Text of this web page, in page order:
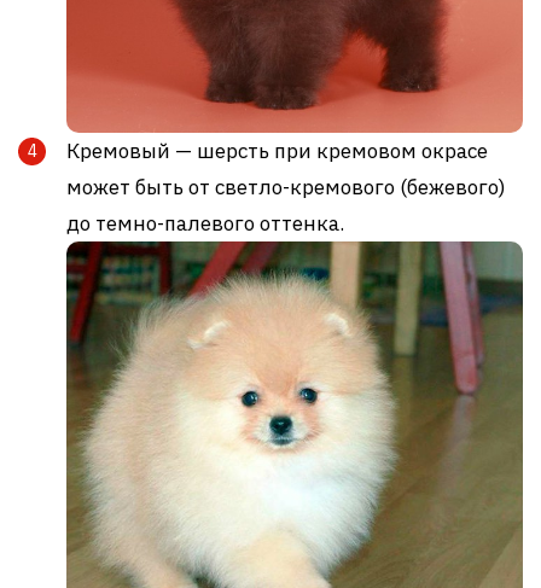
Кремовый — шерсть при кремовом окрасе
может быть от светло-кремового (бежевого)
до темно-палевого оттенка.